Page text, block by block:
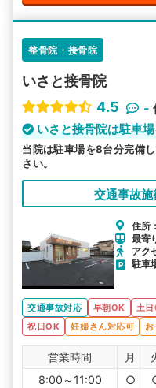
整骨院・接骨院
いさと接骨院
4.5
-
いさと接骨院は駐車
当院は駐車場を8台分完備
さい。
交通事故施
住所
最寄
アク
駐車
交通事故対応 早朝OK 土日
祝日OK
妊婦さん対応可
営業時間 月
8:00～11:00
○